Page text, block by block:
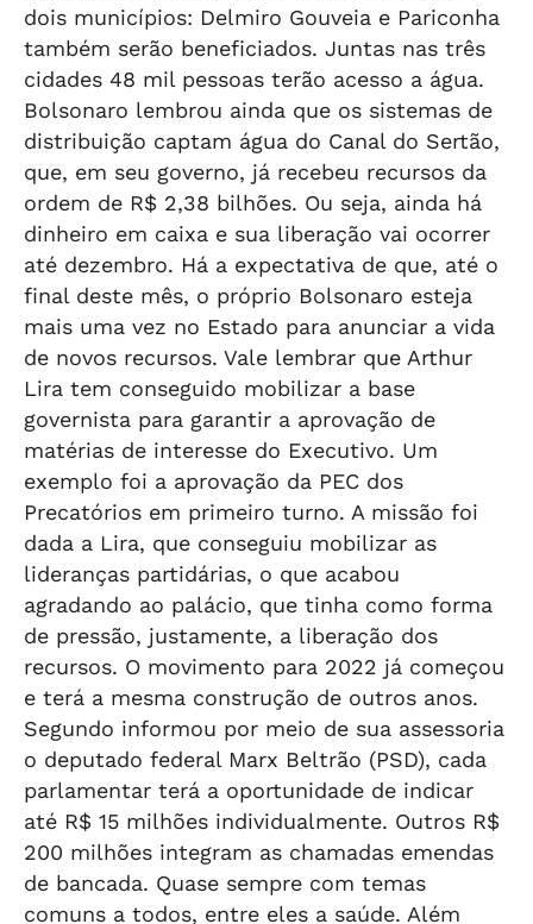
dois municípios: Delmiro Gouveia e Pariconha
também serão beneficiados. Juntas nas três
cidades 48 mil pessoas terão acesso a água.
Bolsonaro lembrou ainda que os sistemas de
distribuição captam água do Canal do Sertão,
que, em seu governo, já recebeu recursos da
ordem de R$ 2,38 bilhões. Ou seja, ainda há
dinheiro em caixa e sua liberação vai ocorrer
até dezembro. Há a expectativa de que, até o
final deste mês, o próprio Bolsonaro esteja
mais uma vez no Estado para anunciar a vida
de novos recursos. Vale lembrar que Arthur
Lira tem conseguido mobilizar a base
governista para garantir a aprovação de
matérias de interesse do Executivo. Um
exemplo foi a aprovação da PEC dos
Precatórios em primeiro turno. A missão foi
dada a Lira, que conseguiu mobilizar as
lideranças partidárias, o que acabou
agradando ao palácio, que tinha como forma
de pressão, justamente, a liberação dos
recursos. O movimento para 2022 já começou
e terá a mesma construção de outros anos.
Segundo informou por meio de sua assessoria
o deputado federal Marx Beltrão (PSD), cada
parlamentar terá a oportunidade de indicar
até R$ 15 milhões individualmente. Outros R$
200 milhões integram as chamadas emendas
de bancada. Quase sempre com temas
comuns a todos, entre eles a saúde. Além